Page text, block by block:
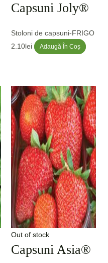
Capsuni Joly®
Stoloni de capsuni-FRIGO
2.10lei Adaugă În Coș
Out of stock
Capsuni Asia®